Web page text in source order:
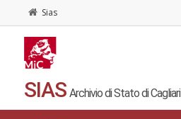
Sias
SIAS Archivio di Stato di Cagliari